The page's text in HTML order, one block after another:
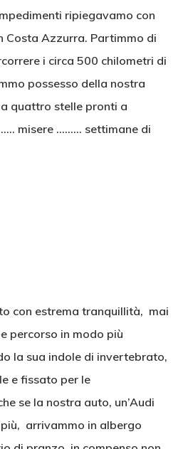
ripiegavamo con
Costa Azzurra. Partimmo di
i circa 500 chilometri di
possesso della nostra
quattro stelle pronti a
misere ….….. settimane di
con estrema tranquillità, mai
percorso in modo più
la sua indole di invertebrato,
e fissato per le
se la nostra auto, un’Audi
arrivammo in albergo